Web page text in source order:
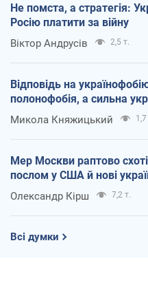
Не помста, а стратегія:
Росію платити за війну
Віктор Андрусів 2,5 т.
Відповідь на
полонофобія, а сильна
Микола Княжицький 1,7
Мер Москви раптово
послом у США й нові
Олександр Кірш 7,2 т.
Всі думки